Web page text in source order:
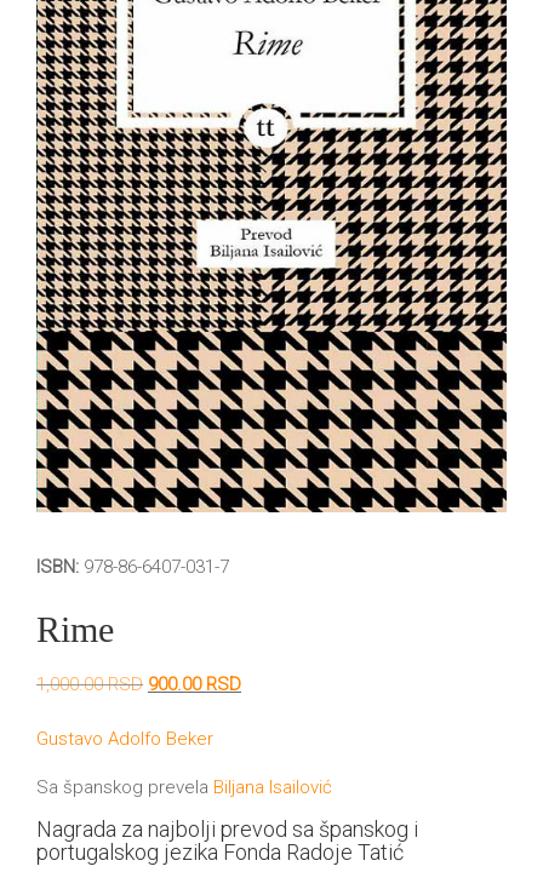
All
Star
tt
Buka&Bes
NORD
Sredozemlje
Papirna
pozornica
A5
Hommage
Portreti
Pro/za
Poezija!
NOVOSTI
GIFT
SHOP
NAMA
KNJIŽARA
TREĆE
ISBN: 978-86-6407-031-7
Rime
1,000.00RSD Originalna
je
bila:
1,000.00 RSD.
900.00 RSDTrenutna
Gustavo Adolfo Beker
Sa španskog prevela Biljana Isailović
Nagrada za najbolji prevod sa španskog i
portugalskog jezika Fonda Radoje Tatić